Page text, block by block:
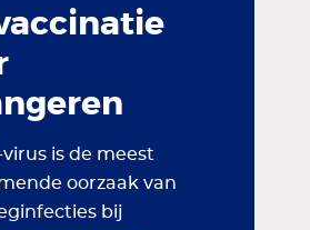
virus is de meest
oorzaak van
bij